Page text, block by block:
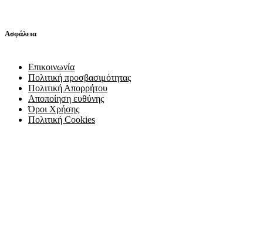
Ασφάλεια
Επικοινωνία
Πολιτική προσβασιμότητας
Πολιτική Απορρήτου
Αποποίηση ευθύνης
Όροι Χρήσης
Πολιτική Cookies